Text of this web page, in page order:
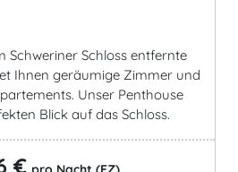
Schweriner Schloss entfernte
Ihnen geräumige Zimmer und
Unser Penthouse
Blick auf das Schloss.
€